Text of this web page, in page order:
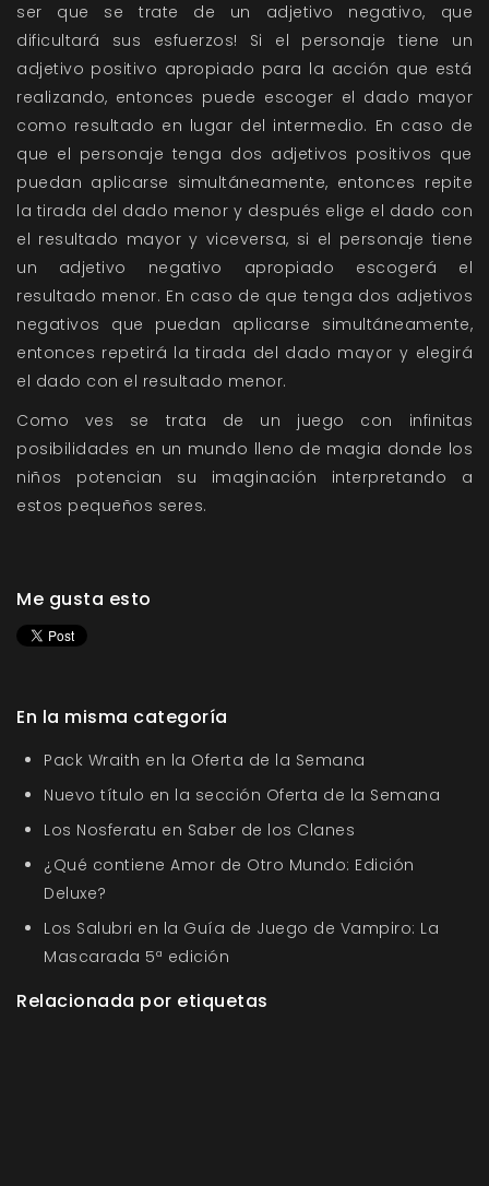
ser que se trate de un adjetivo negativo, que
dificultará sus esfuerzos! Si el personaje tiene un
adjetivo positivo apropiado para la acción que está
realizando, entonces puede escoger el dado mayor
como resultado en lugar del intermedio. En caso de
que el personaje tenga dos adjetivos positivos que
puedan aplicarse simultáneamente, entonces repite
la tirada del dado menor y después elige el dado con
el resultado mayor y viceversa, si el personaje tiene
un adjetivo negativo apropiado escogerá el
resultado menor. En caso de que tenga dos adjetivos
negativos que puedan aplicarse simultáneamente,
entonces repetirá la tirada del dado mayor y elegirá
el dado con el resultado menor.
Como ves se trata de un juego con infinitas
posibilidades en un mundo lleno de magia donde los
niños potencian su imaginación interpretando a
estos pequeños seres.
Me gusta esto
En la misma categoría
Pack Wraith en la Oferta de la Semana
Nuevo título en la sección Oferta de la Semana
Los Nosferatu en Saber de los Clanes
¿Qué contiene Amor de Otro Mundo: Edición
Deluxe?
Los Salubri en la Guía de Juego de Vampiro: La
Mascarada 5ª edición
Relacionada por etiquetas